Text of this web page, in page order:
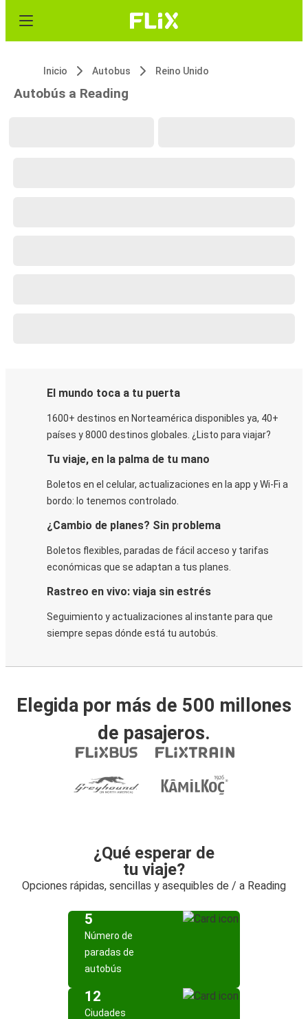
Inicio Autobus Reino Unido
Autobús a Reading
El mundo toca a tu puerta
1600+ destinos en Norteamérica disponibles ya, 40+
países y 8000 destinos globales. ¿Listo para viajar?
Tu viaje, en la palma de tu mano
Boletos en el celular, actualizaciones en la app y Wi-Fi a
bordo: lo tenemos controlado.
¿Cambio de planes? Sin problema
Boletos flexibles, paradas de fácil acceso y tarifas
económicas que se adaptan a tus planes.
Rastreo en vivo: viaja sin estrés
Seguimiento y actualizaciones al instante para que
siempre sepas dónde está tu autobús.
Elegida por más de 500 millones
de pasajeros.
¿Qué esperar de
tu viaje?
Opciones rápidas, sencillas y asequibles de / a Reading
5
Número de
paradas de
autobús
12
Ciudades